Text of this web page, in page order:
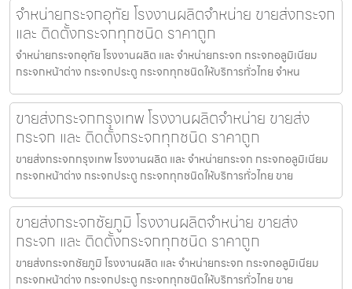
จำหน่ายกระจกอุทัย โรงงานผลิตจำหน่าย ขายส่งกระจก
และ ติดตั้งกระจกทุกชนิด ราคาถูก
จำหน่ายกระจกอุทัย โรงงานผลิต และ จำหน่ายกระจก กระจกอลูมิเนียม
กระจกหน้าต่าง กระจกประตู กระจกทุกชนิดให้บริการทั่วไทย จำหน
ขายส่งกระจกกรุงเทพ โรงงานผลิตจำหน่าย ขายส่ง
กระจก และ ติดตั้งกระจกทุกชนิด ราคาถูก
ขายส่งกระจกกรุงเทพ โรงงานผลิต และ จำหน่ายกระจก กระจกอลูมิเนียม
กระจกหน้าต่าง กระจกประตู กระจกทุกชนิดให้บริการทั่วไทย ขาย
ขายส่งกระจกชัยภูมิ โรงงานผลิตจำหน่าย ขายส่ง
กระจก และ ติดตั้งกระจกทุกชนิด ราคาถูก
ขายส่งกระจกชัยภูมิ โรงงานผลิต และ จำหน่ายกระจก กระจกอลูมิเนียม
กระจกหน้าต่าง กระจกประตู กระจกทุกชนิดให้บริการทั่วไทย ขาย